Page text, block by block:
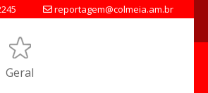
reportagem@colmeia.am.br
Geral